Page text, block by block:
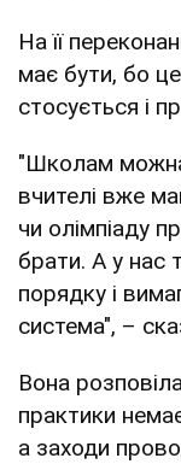
На її
має бути, бо
стосується і
"Школам можна
вчителі вже
чи олімпіаду
брати. А у нас
порядку і
система", –
Вона
практики
а заходи